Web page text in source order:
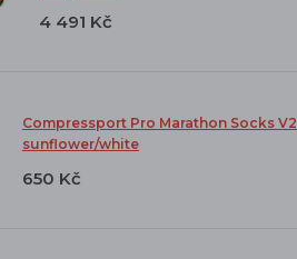
4 491 Kč
Compressport Pro Marathon Socks
sunflower/white
650 Kč